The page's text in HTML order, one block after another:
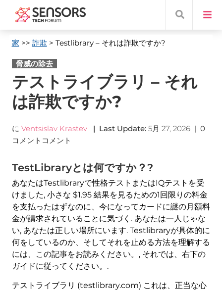
家 >> 詐欺 > Testlibrary– それは詐欺ですか?
脅威の除去
テストライブラリ – それ
は詐欺ですか?
に Ventsislav Krastev | Last Update: 5月 27, 2026| 0
コメントコメント
TestLibraryとは何ですか？?
あなたはTestlibraryで性格テストまたはIQテストを受
けました, 小さな $1.95 結果を見るための1回限りの料金
を支払ったはずなのに、今になってカードに謎の月額料
金が請求されていることに気づく. あなたは一人じゃな
い, あなたは正しい場所にいます. Testlibraryが具体的に
何をしているのか、そしてそれを止める方法を理解する
には、この記事をお読みください。, それでは、右下の
ガイドに従ってください。.
テストライブラリ (testlibrary.com) これは、正当な心